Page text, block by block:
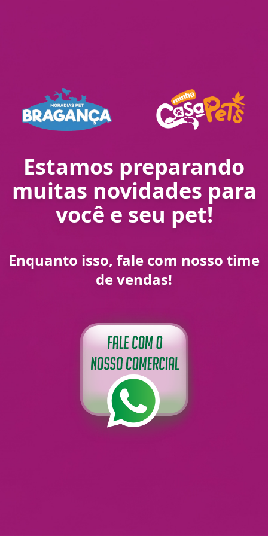
Estamos preparando
muitas novidades para
você e seu pet!
Enquanto isso, fale com nosso time
de vendas!